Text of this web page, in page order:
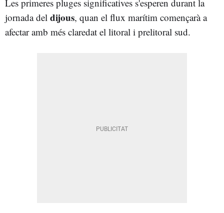
Les primeres pluges significatives s'esperen durant la
jornada del dijous, quan el flux marítim començarà a
afectar amb més claredat el litoral i prelitoral sud.